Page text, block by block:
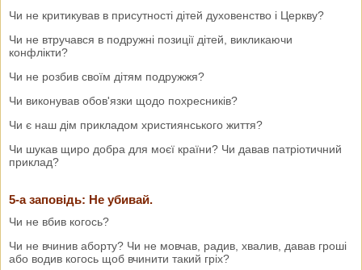
Чи не критикував в присутності дітей духовенство і Церкву?
Чи не втручався в подружні позиції дітей, викликаючи
конфлікти?
Чи не розбив своїм дітям подружжя?
Чи виконував обов'язки щодо похресників?
Чи є наш дім прикладом християнського життя?
Чи шукав щиро добра для моєї країни? Чи давав патріотичний
приклад?
5-а заповідь: Не убивай.
Чи не вбив когось?
Чи не вчинив аборту? Чи не мовчав, радив, хвалив, давав гроші
або водив когось щоб вчинити такий гріх?